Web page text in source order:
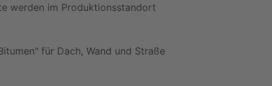
werden im Produktionsstandort
für Dach, Wand und Straße